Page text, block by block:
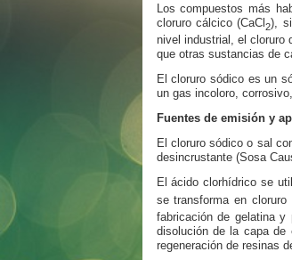
Los compuestos más
cloruro cálcico (CaCl2),
nivel industrial, el cloruro
que otras sustancias de
El cloruro sódico es un
un gas incoloro,
Fuentes de emisión y
El cloruro sódico o sal
desincrustante (Sosa
El ácido clorhídrico se
se transforma en
fabricación de gelatina
disolución de la capa de
regeneración de resinas